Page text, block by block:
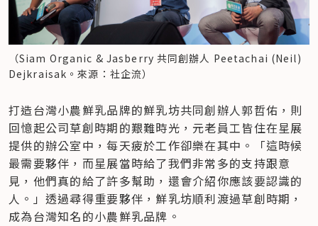
（Siam Organic & Jasberry 共同創辦人 Peetachai (Neil)
Dejkraisak。來源：社企流）
打造台灣小農鮮乳品牌的鮮乳坊共同創辦人郭哲佑，則
回憶起公司草創時期的艱難時光，元老員工皆住在星展
提供的辦公室中，每天疲於工作卻樂在其中。「這時候
最需要夥伴，而星展當時給了我們非常多的支持跟意
見，他們真的給了許多幫助，還會介紹你應該要認識的
人。」透過尋得重要夥伴，鮮乳坊順利渡過草創時期，
成為台灣知名的小農鮮乳品牌。